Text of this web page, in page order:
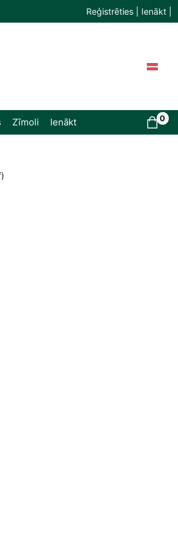
Reģistrēties | Ienākt |
Zīmoli Ienākt 0